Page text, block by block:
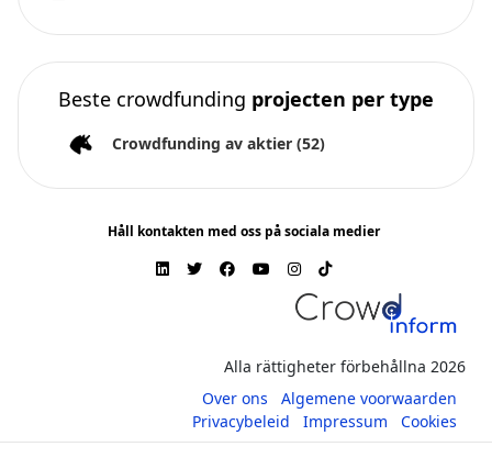
Beste crowdfunding projecten per type
Crowdfunding av aktier (52)
Håll kontakten med oss på sociala medier
Alla rättigheter förbehållna 2026
Over ons
Algemene voorwaarden
Privacybeleid
Impressum Cookies